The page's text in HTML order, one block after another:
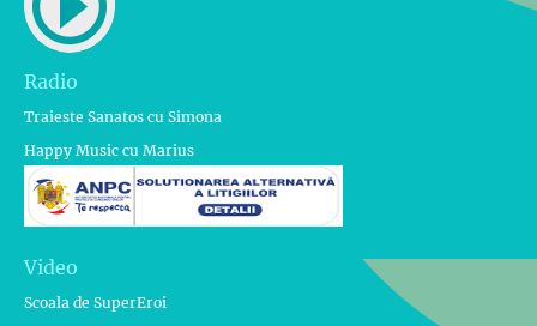
Radio
Traieste Sanatos cu Simona
Happy Music cu Marius
Video
Scoala de SuperEroi